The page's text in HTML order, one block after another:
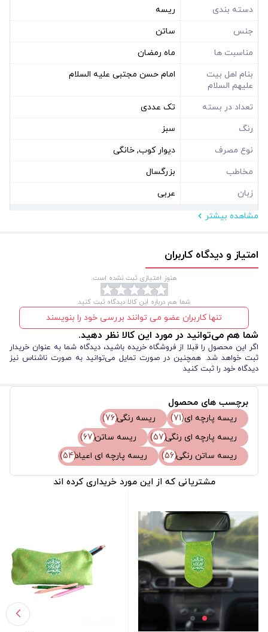
دسته بندی
ریسه
جنس
ساتن
مناسبت ها
ماه رمضان
بنام اهل بیت
علیهم السلام
امام حسن مجتبی علیه السلام
تعداد در بسته
تک عددی
رنگ
سبز
نوع مصرف
دیوار کوب, خانگی
مخاطب
بزرگسال
زبان
عربی
مشخصات فیزیکی
نوع بسته بندی
سلفون
مثلث
مشاهده بیشتر
امتیاز و دیدگاه کاربران
هنوز امتیازی ثبت نشده است.
شما هم درباره این کالا دیدگاه ثبت کنید
تنها کاربران عضو می توانند بررسی خود را بنویسند
شما هم می‌توانید در مورد این کالا نظر دهید.
اگر این محصول را قبلا از فروشگاه خریده باشید، دیدگاه شما به عنوان خریدار
ثبت خواهد شد. همچنین در صورت تمایل می‌توانید به صورت ناشناس نیز
دیدگاه خود را ثبت کنید
برچسب های محصول
ریسه پارچه ای(71) ریسه رنگی(76)
ریسه پارچه ای رنگی(57) ریسه ساتن(67)
ریسه ساتن رنگی(56) ریسه پارچه ای اعیاد(54)
مشتریانی که از این مورد خریداری کرده اند